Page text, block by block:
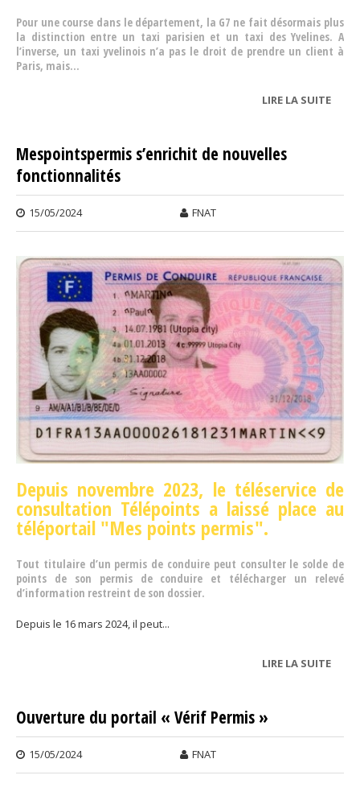
Pour une course dans le département, la G7 ne fait désormais plus
la distinction entre un taxi parisien et un taxi des Yvelines. A
l’inverse, un taxi yvelinois n’a pas le droit de prendre un client à
Paris, mais...
LIRE LA SUITEDE
Mespointspermis s’enrichit de nouvelles
fonctionnalités
15/05/2024 FNAT
Depuis novembre 2023, le téléservice de
consultation Télépoints a laissé place au
téléportail "Mes points permis".
Tout titulaire d’un permis de conduire peut consulter le solde de
points de son permis de conduire et télécharger un relevé
d’information restreint de son dossier.
Depuis le 16 mars 2024, il peut...
LIRE LA SUITEDE
Ouverture du portail « Vérif Permis »
15/05/2024 FNAT